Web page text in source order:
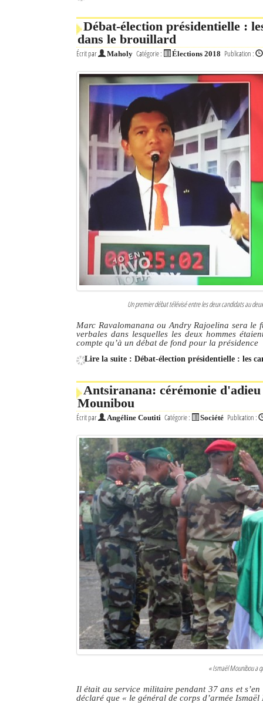
Débat-élection présidentielle :
dans le brouillard
Écrit par Maholy Catégorie : Élections 2018 Publication :
Un premier débat télévisé entre les deux candidats au
Marc Ravalomanana ou Andry Rajoelina sera le
verbales dans lesquelles les deux hommes
compte qu’à un débat de fond pour la présidence
Lire la suite : Débat-élection présidentielle : les
Antsiranana: cérémonie
Mounibou
Écrit par Angéline Coutiti Catégorie : Société Publication :
« Ismaël Mounibou a
Il était au service militaire pendant 37 ans et
déclaré que « le général de corps d’armée